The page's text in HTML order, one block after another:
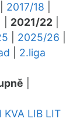
2017/18
2021/22
2025/26
2.liga
KVA LIB LIT